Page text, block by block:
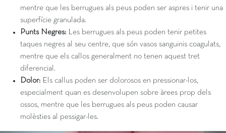
mentre que les berrugues als peus poden ser aspres i tenir una
superfície granulada.
Punts Negres: Les berrugues als peus poden tenir petites
taques negres al seu centre, que són vasos sanguinis coagulats,
mentre que els callos generalment no tenen aquest tret
diferencial.
Dolor: Els callus poden ser dolorosos en pressionar-los,
especialment quan es desenvolupen sobre àrees prop dels
ossos, mentre que les berrugues als peus poden causar
molèsties al pessigar-les.